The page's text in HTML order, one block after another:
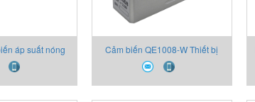
áp suất nóng
sensor Gefran
Cảm biến QE1008-W Thiết bị
Gefran